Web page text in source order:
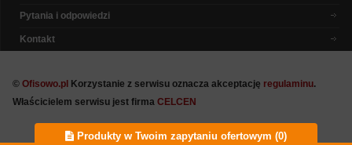
Pytania i odpowiedzi
Kontakt
Produkty w Twoim zapytaniu ofertowym (0)
© Ofisowo.pl Korzystanie z serwisu oznacza akceptację regulaminu.
Właścicielem serwisu jest firma CELCEN